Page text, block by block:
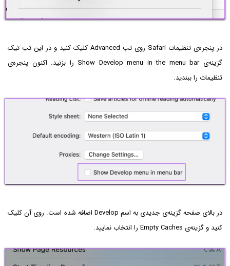
در پنجره‌ی تنظیمات Safari روی تب Advanced کلیک کنید و در این تب تیک
گزینه‌ی Show Develop menu in the menu bar را بزنید. اکنون پنجره‌ی
تنظیمات را ببندید.
در بالای صفحه گزینه‌ی جدیدی به اسم Develop اضافه شده است. روی آن کلیک
کنید و گزینه‌ی Empty Caches را انتخاب نمایید.